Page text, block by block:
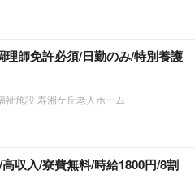
理師免許必須/日勤のみ/特別養護
施設 寿湘ケ丘老人ホーム
収入/寮費無料/時給1800円/8割